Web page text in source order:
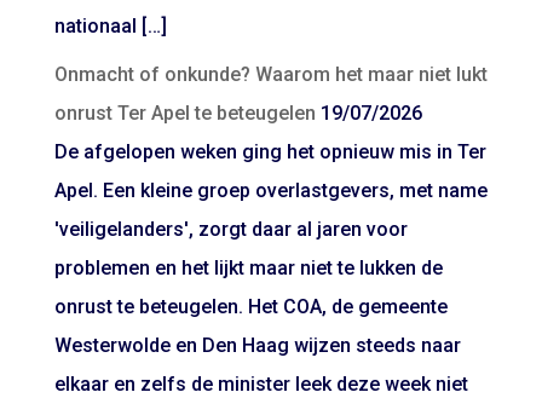
nationaal […]
Onmacht of onkunde? Waarom het maar niet lukt
onrust Ter Apel te beteugelen 19/07/2026
De afgelopen weken ging het opnieuw mis in Ter
Apel. Een kleine groep overlastgevers, met name
'veiligelanders', zorgt daar al jaren voor
problemen en het lijkt maar niet te lukken de
onrust te beteugelen. Het COA, de gemeente
Westerwolde en Den Haag wijzen steeds naar
elkaar en zelfs de minister leek deze week niet